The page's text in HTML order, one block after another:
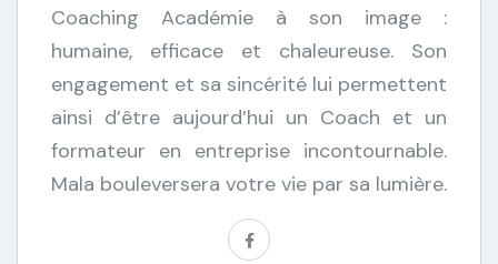
Coaching Académie à son image :
humaine, efficace et chaleureuse. Son
engagement et sa sincérité lui permettent
ainsi d’être aujourd’hui un Coach et un
formateur en entreprise incontournable.
Mala bouleversera votre vie par sa lumière.